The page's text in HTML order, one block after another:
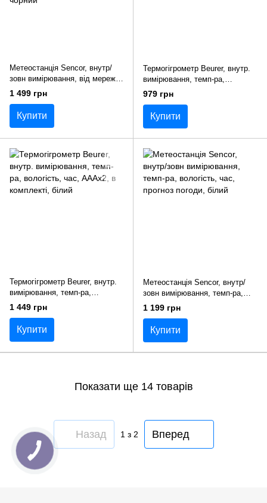
Метеостанція Sencor, внутр/
зовн вимірювання, від мережі/
АААх3+AAAx2, темп-ра,
вологість, час, прогноз погоди,
атмосферний тиск, чорний
1 499 грн
Купити
Термогігрометр Beurer, внутр.
вимірювання, темп-ра,
вологість, час, CR2025х1, в
комплекті, білий
979 грн
Купити
Термогігрометр Beurer, внутр.
вимірювання, темп-ра,
вологість, час, AAAx2, в
комплекті, білий
1 449 грн
Купити
Метеостанція Sencor, внутр/
зовн вимірювання, темп-ра,
вологість, час, прогноз погоди,
1 199 грн
Купити
Показати ще 14 товарів
Назад 1з 2 Вперед